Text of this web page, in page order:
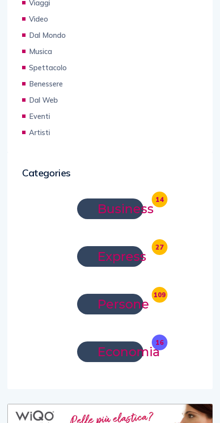
Viaggi
Video
Dal Mondo
Musica
Spettacolo
Benessere
Dal Web
Eventi
Artisti
Categories
Business
14
Express
27
Persone
109
Economia
16